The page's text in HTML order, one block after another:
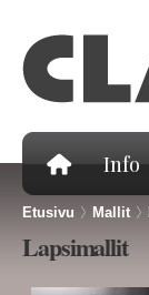
Info
Etusivu > Mallit>
Lapsimallit